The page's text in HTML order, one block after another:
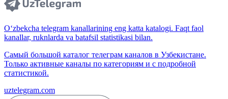
O‘zbekcha telegram kanallarining eng katta katalogi. Faqt faol
kanallar, ruknlarda va batafsil statistikasi bilan.
Самый большой каталог телеграм каналов в Узбекистане.
Только активные каналы по категориям и с подробной
статистикой.
uztelegram.com